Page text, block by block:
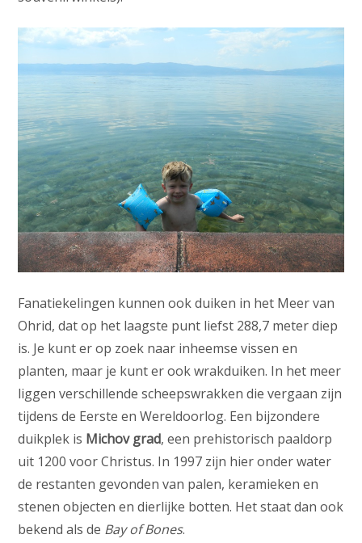
Fanatiekelingen kunnen ook duiken in het Meer van
Ohrid, dat op het laagste punt liefst 288,7 meter diep
is. Je kunt er op zoek naar inheemse vissen en
planten, maar je kunt er ook wrakduiken. In het meer
liggen verschillende scheepswrakken die vergaan zijn
tijdens de Eerste en Wereldoorlog. Een bijzondere
duikplek is Michov grad, een prehistorisch paaldorp
uit 1200 voor Christus. In 1997 zijn hier onder water
de restanten gevonden van palen, keramieken en
stenen objecten en dierlijke botten. Het staat dan ook
bekend als de Bay of Bones.